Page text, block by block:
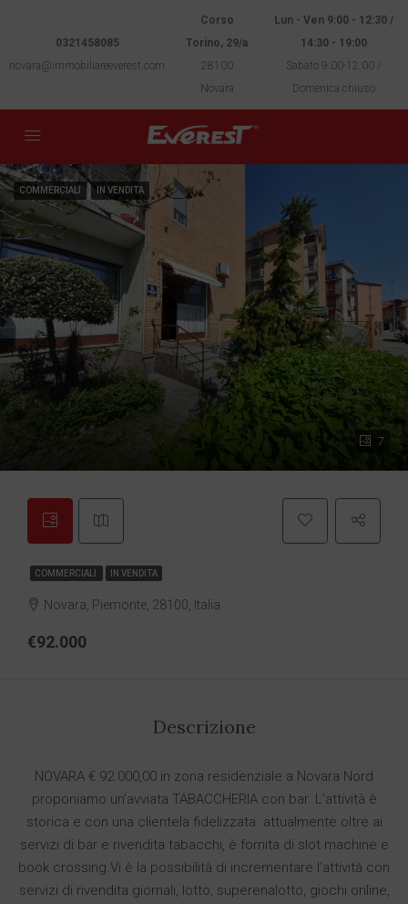
0321458085
novara@immobiliareeverest.com
Corso
Torino, 29/a
28100
Novara
Lun - Ven 9:00 - 12:30 /
14:30 - 19:00
Sabato 9:00-12:00 /
Domenica chiuso
7
COMMERCIALI IN VENDITA
COMMERCIALI IN VENDITA
Novara, Piemonte, 28100, Italia
€92.000
Descrizione
NOVARA € 92.000,00 in zona residenziale a Novara Nord
proponiamo un’avviata TABACCHERIA con bar. L’attività è
storica e con una clientela fidelizzata. attualmente oltre ai
servizi di bar e rivendita tabacchi, è fornita di slot machine e
book crossing.Vi è la possibilità di incrementare l’attività con
servizi di rivendita giornali, lotto, superenalotto, giochi online,